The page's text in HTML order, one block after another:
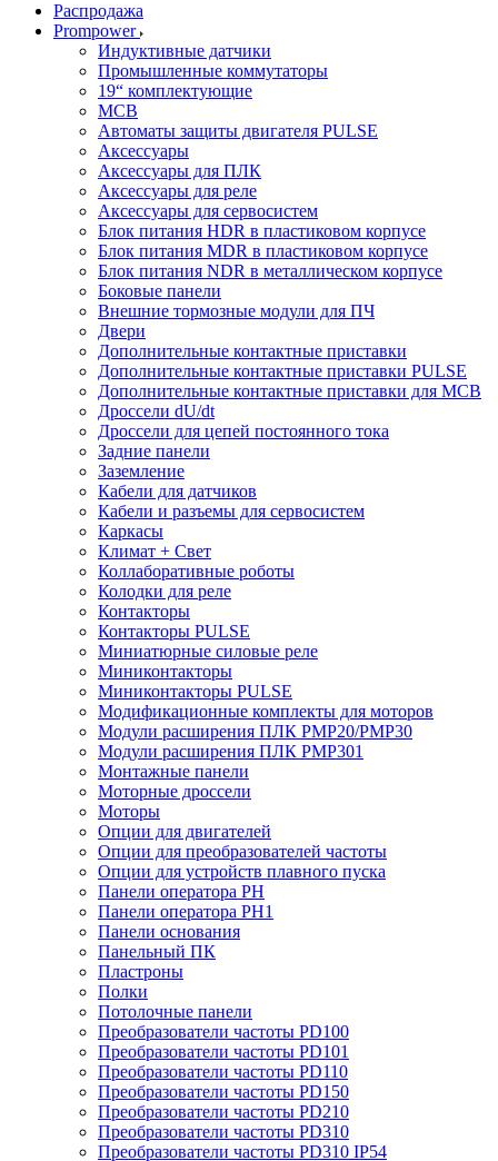
Распродажа
Prompower
Индуктивные датчики
Промышленные коммутаторы
19“ комплектующие
MCB
Автоматы защиты двигателя PULSE
Аксессуары
Аксессуары для ПЛК
Аксессуары для реле
Аксессуары для сервосистем
Блок питания HDR в пластиковом корпусе
Блок питания MDR в пластиковом корпусе
Блок питания NDR в металлическом корпусе
Боковые панели
Внешние тормозные модули для ПЧ
Двери
Дополнительные контактные приставки
Дополнительные контактные приставки PULSE
Дополнительные контактные приставки для MCB
Дроссели dU/dt
Дроссели для цепей постоянного тока
Задние панели
Заземление
Кабели для датчиков
Кабели и разъемы для сервосистем
Каркасы
Климат + Свет
Коллаборативные роботы
Колодки для реле
Контакторы
Контакторы PULSE
Миниатюрные силовые реле
Миниконтакторы
Миниконтакторы PULSE
Модификационные комплекты для моторов
Модули расширения ПЛК PMP20/PMP30
Модули расширения ПЛК PMP301
Монтажные панели
Моторные дроссели
Моторы
Опции для двигателей
Опции для преобразователей частоты
Опции для устройств плавного пуска
Панели оператора PH
Панели оператора PH1
Панели основания
Панельный ПК
Пластроны
Полки
Потолочные панели
Преобразователи частоты PD100
Преобразователи частоты PD101
Преобразователи частоты PD110
Преобразователи частоты PD150
Преобразователи частоты PD210
Преобразователи частоты PD310
Преобразователи частоты PD310 IP54